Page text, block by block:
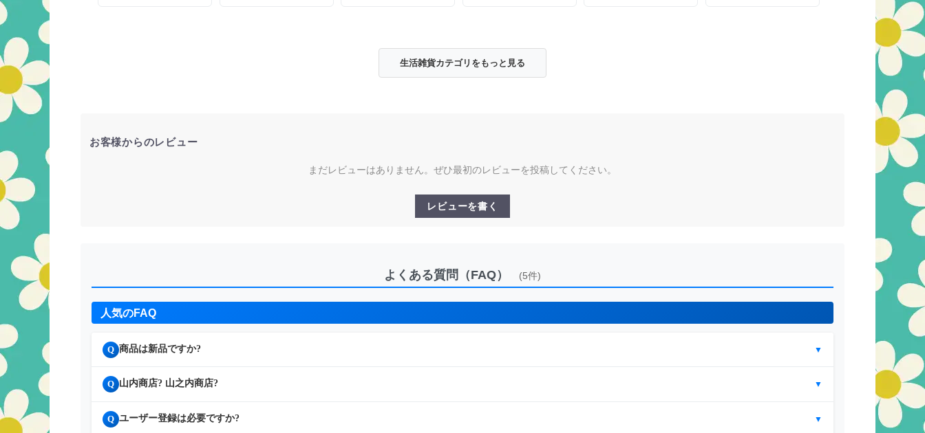
生活雑貨カテゴリをもっと見る
お客様からのレビュー
まだレビューはありません。ぜひ最初のレビューを投稿してください。
レビューを書く
よくある質問（FAQ） (5件)
人気のFAQ
Q 商品は新品ですか? ▼
Q 山内商店? 山之内商店? ▼
Q ユーザー登録は必要ですか? ▼